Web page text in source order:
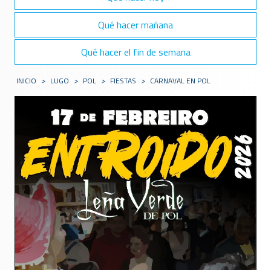
Qué hacer mañana
Qué hacer el fin de semana
INICIO > LUGO > POL > FIESTAS > CARNAVAL EN POL